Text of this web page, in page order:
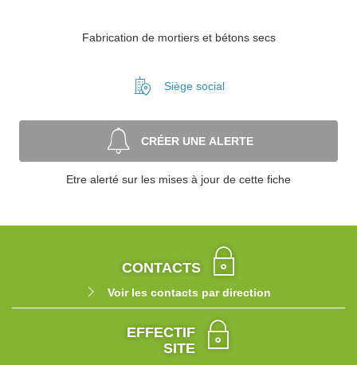
Fabrication de mortiers et bétons secs
Siège social
CRÉER UNE ALERTE
Etre alerté sur les mises à jour de cette fiche
CONTACTS
Voir les contacts par direction
EFFECTIF
SITE